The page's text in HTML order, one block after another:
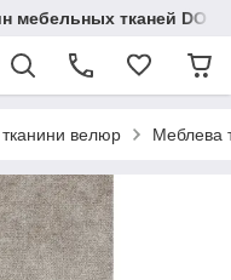
мебельных тканей
тканини велюр Меблева